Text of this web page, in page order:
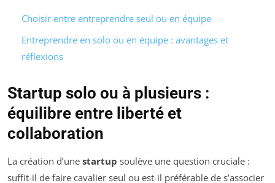
Choisir entre entreprendre seul ou en équipe
Entreprendre en solo ou en équipe : avantages et
réflexions
Startup solo ou à plusieurs :
équilibre entre liberté et
collaboration
La création d’une startup soulève une question cruciale :
suffit-il de faire cavalier seul ou est-il préférable de s’associer